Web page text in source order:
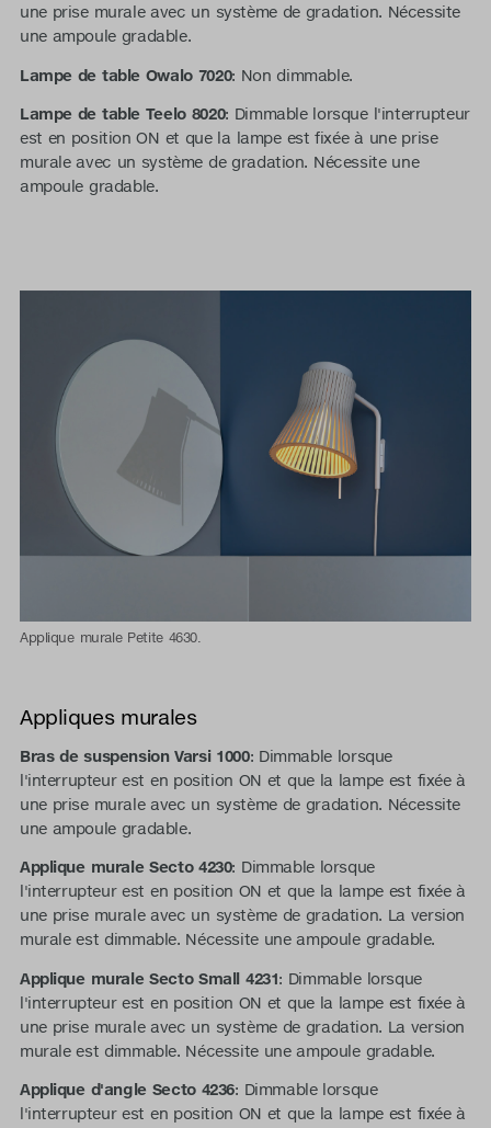
une prise murale avec un système de gradation. Nécessite
une ampoule gradable.
Lampe de table Owalo 7020: Non dimmable.
Lampe de table Teelo 8020: Dimmable lorsque l'interrupteur
est en position ON et que la lampe est fixée à une prise
murale avec un système de gradation. Nécessite une
ampoule gradable.
Applique murale Petite 4630.
Appliques murales
Bras de suspension Varsi 1000: Dimmable lorsque
l'interrupteur est en position ON et que la lampe est fixée à
une prise murale avec un système de gradation. Nécessite
une ampoule gradable.
Applique murale Secto 4230: Dimmable lorsque
l'interrupteur est en position ON et que la lampe est fixée à
une prise murale avec un système de gradation. La version
murale est dimmable. Nécessite une ampoule gradable.
Applique murale Secto Small 4231: Dimmable lorsque
l'interrupteur est en position ON et que la lampe est fixée à
une prise murale avec un système de gradation. La version
murale est dimmable. Nécessite une ampoule gradable.
Applique d'angle Secto 4236: Dimmable lorsque
l'interrupteur est en position ON et que la lampe est fixée à